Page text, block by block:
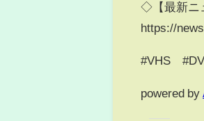
◇【最新ニ
https://
#VHS
powered by